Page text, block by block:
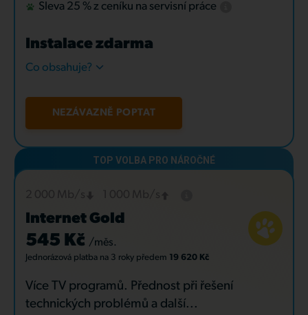
Sleva 25 % z ceníku na servisní práce
Instalace zdarma
Co obsahuje?
NEZÁVAZNĚ POPTAT
Internet Gold
545 Kč /měs.
Jednorázová platba na 3 roky předem 19 620 Kč
Více TV programů. Přednost při řešení
technických problémů a další...